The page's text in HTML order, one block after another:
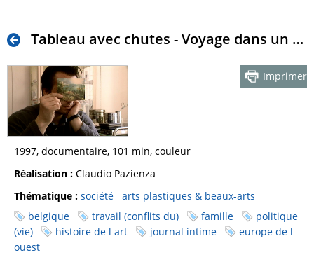
Tableau avec chutes - Voyage dans un tableau de Pieter Brueghel 'Paysage avec la chute d'Icare' peint vers 1555 quelque part en Belgique
Imprimer
1997, documentaire, 101 min, couleur
Réalisation : Claudio Pazienza
Thématique : société
arts plastiques & beaux-arts
belgique
travail (conflits du) famille
politique
(vie)
histoire de l art journal intime
europe de l
ouest